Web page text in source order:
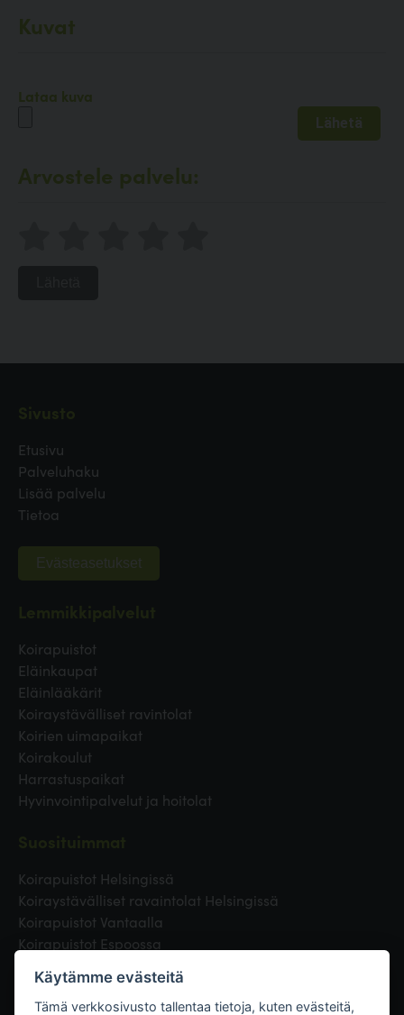
Kuvat
Lataa kuva
Arvostele palvelu:
Etusivu
Palveluhaku
Lisää palvelu
Tietoa
Evästeasetukset
Koirapuistot
Eläinkaupat
Eläinlääkärit
Koiraystävälliset ravintolat
Koirien uimapaikat
Koirakoulut
Harrastuspaikat
Hyvinvointipalvelut ja hoitolat
Koirapuistot Helsingissä
Koiraystävälliset ravaintolat Helsingissä
Koirapuistot Vantaalla
Koirapuistot Espoossa
Eläinlääkäri Helsingissä
Koirapuistot Tampereella
Käytämme evästeitä
Tämä verkkosivusto tallentaa tietoja, kuten evästeitä,